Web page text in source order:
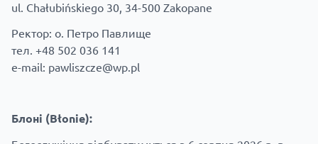
ul. Chałubińskiego 30, 34-500 Zakopane
Ректор: о. Петро Павлище
тел. +48 502 036 141
e-mail: pawliszcze@wp.pl
Блоні (Błonie):